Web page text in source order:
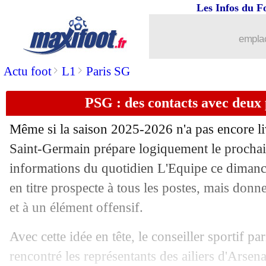
Actu foot> L1 > Paris SG
Les Infos du
PSG : des contacts avec deux
Même si la saison 2025-2026 n'a pas encore
Saint-Germain prépare logiquement le
informations du quotidien L'Equipe ce
en titre prospecte à tous les postes, mais
et à un élément offensif.
Avec cette idée en tête, le conseiller sportif
rencontré les représentants des ailiers
: Monaco-Auxerre, les compos
19/04 Le Havre
19/04 Man City: Cherki veut égaler Payet
19/04 Lille : PSG-OL, Genesio derrière les
19/04 PSG: 38 M€ proposés pour acheter le
19/04 Chelsea: blessé, Estêvão a pleuré...
19/04 Real: Perez nostalgique de Mourinho